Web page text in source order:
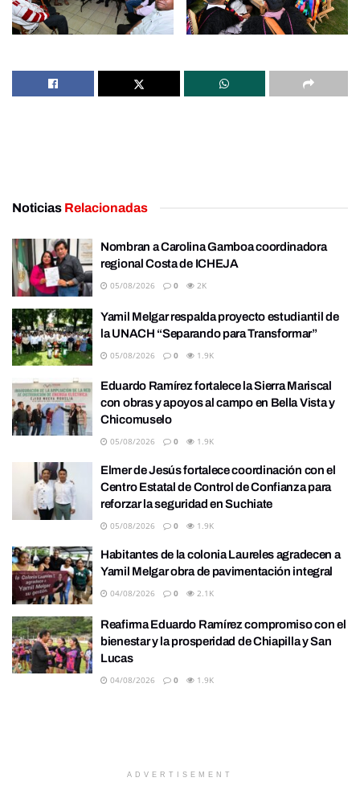
Noticias Relacionadas
Nombran a Carolina Gamboa coordinadora
regional Costa de ICHEJA
05/08/2026 0 2K
Yamil Melgar respalda proyecto estudiantil de
la UNACH “Separando para Transformar”
05/08/2026 0 1.9K
Eduardo Ramírez fortalece la Sierra Mariscal
con obras y apoyos al campo en Bella Vista y
Chicomuselo
05/08/2026 0 1.9K
Elmer de Jesús fortalece coordinación con el
Centro Estatal de Control de Confianza para
reforzar la seguridad en Suchiate
05/08/2026 0 1.9K
Habitantes de la colonia Laureles agradecen a
Yamil Melgar obra de pavimentación integral
04/08/2026 0 2.1K
Reafirma Eduardo Ramírez compromiso con el
bienestar y la prosperidad de Chiapilla y San
Lucas
04/08/2026 0 1.9K
ADVERTISEMENT